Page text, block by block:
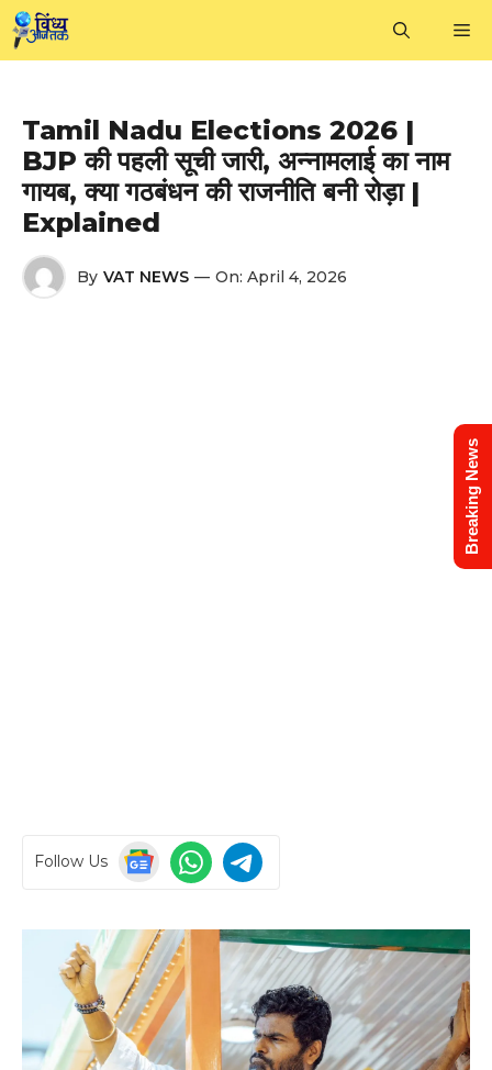
Skip
to
Tamil Nadu Elections 2026 |
BJP की पहली सूची जारी, अन्नामलाई का नाम
गायब, क्या गठबंधन की राजनीति बनी रोड़ा |
Explained
By VAT NEWS — On: April 4, 2026
Follow Us
Breaking News